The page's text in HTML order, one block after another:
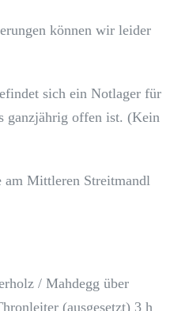
können wir leider
sich ein Notlager für
ganzjährig offen ist. (Kein
am Mittleren Streitmandl
/ Mahdegg über
(ausgesetzt) 3 h